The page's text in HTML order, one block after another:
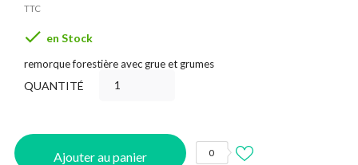
TTC
 en Stock
remorque forestière avec grue et grumes
QUANTITÉ
Ajouter au panier 0